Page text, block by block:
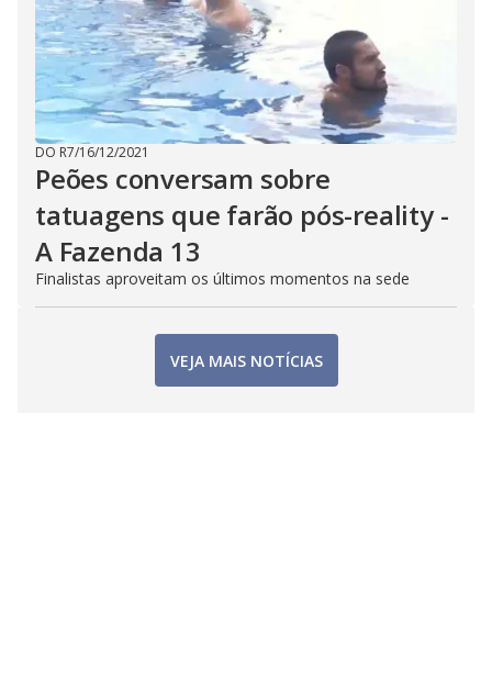
DO R7/16/12/2021
Peões conversam sobre
tatuagens que farão pós-reality -
A Fazenda 13
Finalistas aproveitam os últimos momentos na sede
VEJA MAIS NOTÍCIAS